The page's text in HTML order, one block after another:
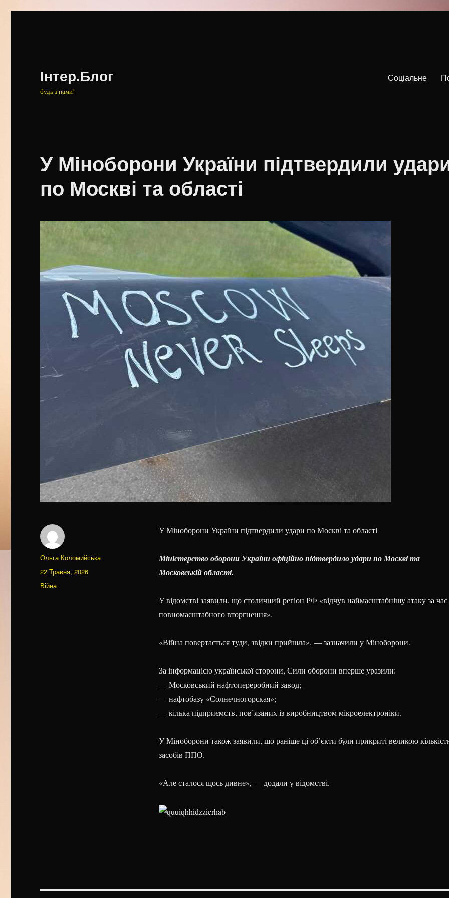
Інтер.Блог
будь з нами!
Соціальне
У Міноборони України підтвердили
по Москві та області
У Міноборони України підтвердили удари по Москві та області
Міністерство оборони України офіційно підтвердило удари по Москві та
Московській області.
У відомстві заявили, що столичний регіон РФ «відчув наймасштабнішу атаку за час
повномасштабного вторгнення».
«Війна повертається туди, звідки прийшла», — зазначили у Міноборони.
За інформацією української сторони, Сили оборони вперше уразили:
— Московський нафтопереробний завод;
— нафтобазу «Солнечногорская»;
— кілька підприємств, пов’язаних із виробництвом мікроелектроніки.
У Міноборони також заявили, що раніше ці об’єкти були прикриті великою
засобів ППО.
«Але сталося щось дивне», — додали у відомстві.
Автор
Ольга Коломийська
Оприлюднено
22 Травня, 2026
Категорії
Війна